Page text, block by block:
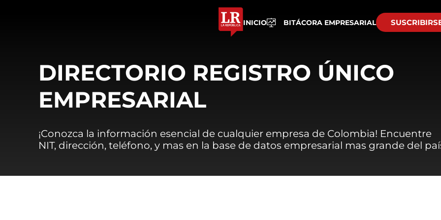
INICIO BITÁCORA EMPRESARIAL
DIRECTORIO REGISTRO ÚNICO
EMPRESARIAL
¡Conozca la información esencial de cualquier empresa de Colombia! Encuentre
NIT, dirección, teléfono, y mas en la base de datos empresarial mas grande del